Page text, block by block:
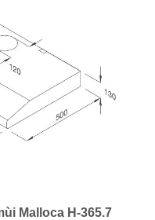
Malloca H-365.7